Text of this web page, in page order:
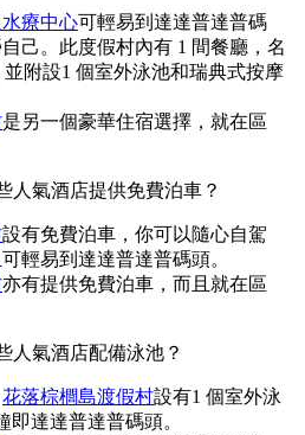
療中心可輕易到達達普達普碼
己。此度假村內有 1 間餐廳，名
並附設1 個室外泳池和瑞典式按摩
是另一個豪華住宿選擇，就在區
人氣酒店提供免費泊車？
設有免費泊車，你可以隨心自駕
輕易到達達普達普碼頭。
亦有提供免費泊車，而且就在區
人氣酒店配備泳池？
花落棕櫚島渡假村設有1 個室外泳
即達達普達普碼頭。